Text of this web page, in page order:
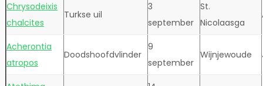
Chrysodeixis
chalcites
Turkse uil
3
september
St.
Nicolaasga
Acherontia
atropos
Doodshoofdvlinder
9
september
Wijnjewoude